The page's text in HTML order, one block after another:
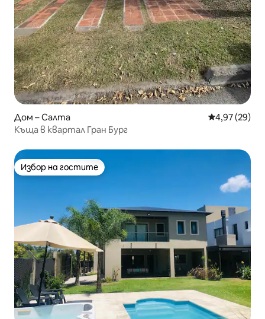
Дом – Салта Средна
4,97 (29)
Къща в квартал Гран Бург
Избор на гостите
Избор на гостите